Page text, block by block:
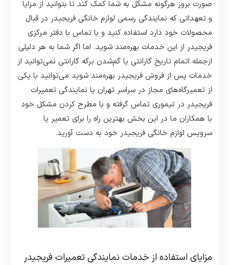
صورت بروز هرگونه مشکل به شما کمک کند تا بتوانید از مزایا
و تعهداتی که نمایندگی رسمی لوازم خانگی فریجیدر در قبال
محصولات خود دارد استفاده کنید و با تماس با دفتر مرکزی
فریجیدر از این خدمات بهره‌مند شوید. اما اگر شما به هر دلیلی
ازجمله اتمام تاریخ گارانتی یا گم‌شدن برگه گارانتی نمی‌توانید از
خدمات پس از فروش فریجیدر بهره‌مند شوید می‌توانید با یکی
از تعمیرگاه‌های مجاز در سراسر تهران یا نمایندگی تعمیرات
فریجیدر در تیموری تماس گرفته و با مطرح کردن مشکل خود
با همکاران ما در این بخش بهترین راه را برای تعمیر یا
سرویس لوازم خانگی فریجیدر خود به دست آورید.
مزایای استفاده از خدمات نمایندگی تعمیرات فریجیدر